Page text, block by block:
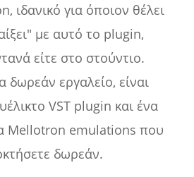
ιδανικό για όποιον θέλει
με αυτό το plugin,
είτε στο στούντιο.
δωρεάν εργαλείο, είναι
VST plugin και ένα
Mellotron emulations που
δωρεάν.